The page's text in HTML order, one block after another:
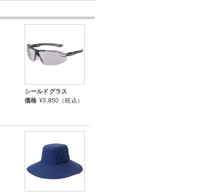
シールドグラス
価格 ¥3,850（税込）